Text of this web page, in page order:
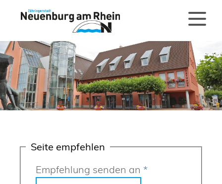
Seite empfehlen
Empfehlung senden an *